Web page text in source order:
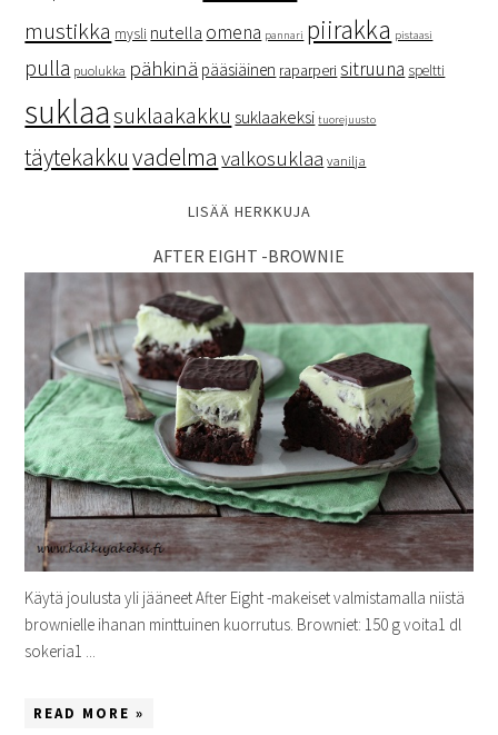
mustikka mysli nutella omena pannari piirakka pistaasi
pulla puolukka pähkinä pääsiäinen raparperi sitruuna speltti
suklaa suklaakakku suklaakeksi tuorejuusto
täytekakkuvadelma valkosuklaa vanilja
LISÄÄ HERKKUJA
AFTER EIGHT -BROWNIE
Käytä joulusta yli jääneet After Eight -makeiset valmistamalla niistä
brownielle ihanan minttuinen kuorrutus. Browniet: 150 g voita1 dl
sokeria1 ...
READ MORE »